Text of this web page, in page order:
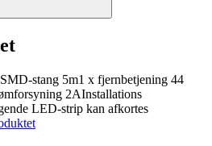
stang 5m1 x fjernbetjening 44
2AInstallations
LED-strip kan afkortes